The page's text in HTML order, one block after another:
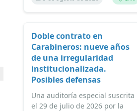
Doble contrato en
Carabineros: nueve años
de una irregularidad
institucionalizada.
Posibles defensas
Una auditoría especial suscrita
el 29 de julio de 2026 por la